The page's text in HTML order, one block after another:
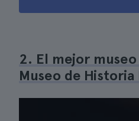
2. El mejor
Museo de Historia